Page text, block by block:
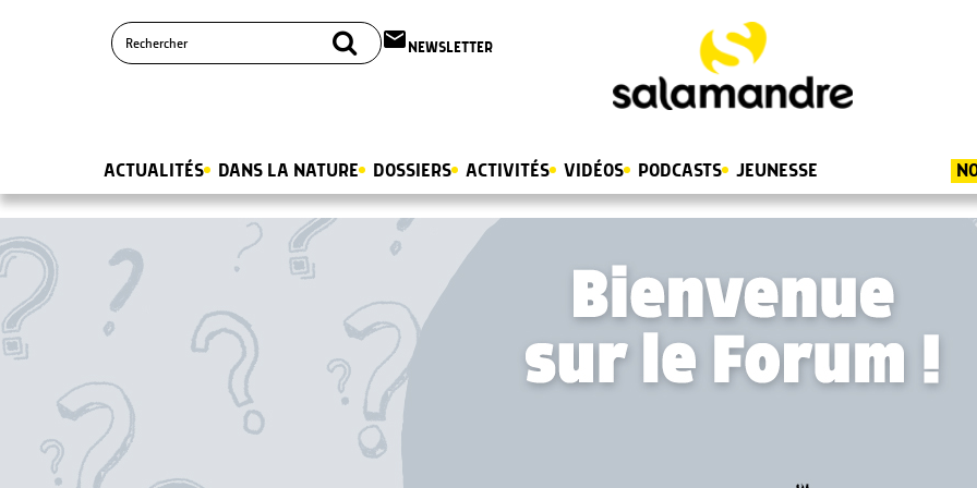
email NEWSLETTER
ACTUALITÉS DANS LA NATURE DOSSIERS ACTIVITÉS VIDÉOS PODCASTS JEUNESSE